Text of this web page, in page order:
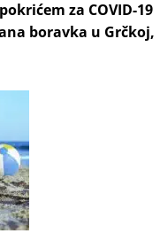
za COVID-19
boravka u Grčkoj,